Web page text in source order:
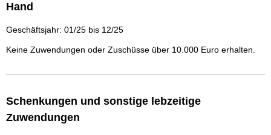
Hand
Geschäftsjahr: 01/25 bis 12/25
Keine Zuwendungen oder Zuschüsse über 10.000 Euro erhalten.
Schenkungen und sonstige lebzeitige
Zuwendungen